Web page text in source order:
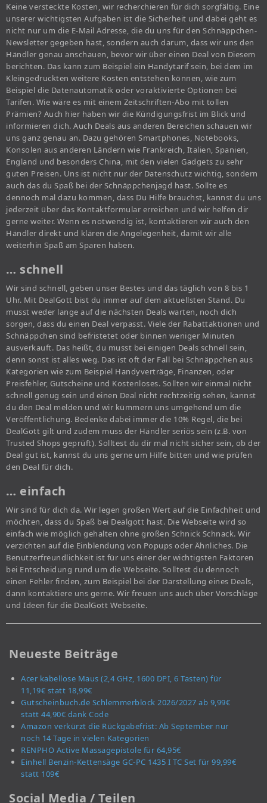
Keine versteckte Kosten, wir recherchieren für dich sorgfältig. Eine
unserer wichtigsten Aufgaben ist die Sicherheit und dabei geht es
nicht nur um die E-Mail Adresse, die du uns für den Schnäppchen-
Newsletter gegeben hast, sondern auch darum, dass wir uns den
Händler genau anschauen, bevor wir über einen Deal von Diesem
berichten. Das kann zum Beispiel ein Handytarif sein, bei dem im
Kleingedruckten weitere Kosten entstehen können, wie zum
Beispiel die Datenautomatik oder voraktivierte Optionen bei
Tarifen. Wie wäre es mit einem Zeitschriften-Abo mit tollen
Prämien? Auch hier haben wir die Kündigungsfrist im Blick und
informieren dich. Auch Deals aus anderen Bereichen schauen wir
uns ganz genau an. Dazu gehören Smartphones, Notebooks,
Konsolen aus anderen Ländern wie Frankreich, Italien, Spanien,
England und besonders China, mit den vielen Gadgets zu sehr
guten Preisen. Uns ist nicht nur der Datenschutz wichtig, sondern
auch das du Spaß bei der Schnäppchenjagd hast. Sollte es
dennoch mal dazu kommen, dass Du Hilfe brauchst, kannst du uns
jederzeit über das Kontaktformular erreichen und wir helfen dir
gerne weiter. Wenn es notwendig ist, kontaktieren wir auch den
Händler direkt und klären die Angelegenheit, damit wir alle
weiterhin Spaß am Sparen haben.
… schnell
Wir sind schnell, geben unser Bestes und das täglich von 8 bis 1
Uhr. Mit DealGott bist du immer auf dem aktuellsten Stand. Du
musst weder lange auf die nächsten Deals warten, noch dich
sorgen, dass du einen Deal verpasst. Viele der Rabattaktionen und
Schnäppchen sind befristetet oder binnen weniger Minuten
ausverkauft. Das heißt, du musst bei einigen Deals schnell sein,
denn sonst ist alles weg. Das ist oft der Fall bei Schnäppchen aus
Kategorien wie zum Beispiel Handyverträge, Finanzen, oder
Preisfehler, Gutscheine und Kostenloses. Sollten wir einmal nicht
schnell genug sein und einen Deal nicht rechtzeitig sehen, kannst
du den Deal melden und wir kümmern uns umgehend um die
Veröffentlichung. Bedenke dabei immer die 10% Regel, die bei
DealGott gilt und zudem muss der Händler seriös sein (z.B. von
Trusted Shops geprüft). Solltest du dir mal nicht sicher sein, ob der
Deal gut ist, kannst du uns gerne um Hilfe bitten und wie prüfen
den Deal für dich.
… einfach
Wir sind für dich da. Wir legen großen Wert auf die Einfachheit und
möchten, dass du Spaß bei Dealgott hast. Die Webseite wird so
einfach wie möglich gehalten ohne großen Schnick Schnack. Wir
verzichten auf die Einblendung von Popups oder Ähnliches. Die
Benutzerfreundlichkeit ist für uns einer der wichtigsten Faktoren
bei Entscheidung rund um die Webseite. Solltest du dennoch
einen Fehler finden, zum Beispiel bei der Darstellung eines Deals,
dann kontaktiere uns gerne. Wir freuen uns auch über Vorschläge
und Ideen für die DealGott Webseite.
Neueste Beiträge
Acer kabellose Maus (2,4 GHz, 1600 DPI, 6 Tasten) für
11,19€ statt 18,99€
Gutscheinbuch.de Schlemmerblock 2026/2027 ab 9,99€
statt 44,90€ dank Code
Amazon verkürzt die Rückgabefrist: Ab September nur
noch 14 Tage in vielen Kategorien
RENPHO Active Massagepistole für 64,95€
Einhell Benzin-Kettensäge GC-PC 1435 I TC Set für 99,99€
statt 109€
Social Media / Teilen